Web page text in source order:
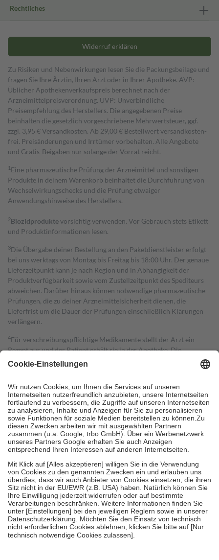
Rechtliches
Widerruf erklären
Zu Risiken und Nebenwirkungen lesen Sie die Packungsbeilage und
fragen Sie Ihre Ärztin, Ihren Arzt oder in Ihrer Apotheke. AVP:
Üblicher Apothekenverkaufspreis berechnet nach der
Arzneimittelpreisverordnung. UVP: Unverbindliche
Preisempfehlung des Herstellers. Die angegebenen Preise
beinhalten die gesetzlich vorgeschriebene Mehrwertsteuer, ggf.
zzgl. 3,95 € Versandkosten. Ab 29,00 € Bestell­wert versand­kosten­
frei. Preisänderungen und Irrtümer vorbehalten. Alle Angebote
und Gratis-Beigaben nur solange der Vorrat reicht.
1 Eine pharmazeutische Prüfung der Arzneimittel und sonstigen
Produkte in deinem Warenkorb beinhaltet die Durchführung von
Wechselwirkungschecks und die Prüfung etwaiger
Anwendungshinweise des Herstellers.
2Biozidproduktevorsichtig verwenden. Vor Gebrauch stets Etikett
und Produktinformationen lesen.
3Die Übergabe deiner Bestellung an den Paketdienstleister erfolgt
bei uns werktags von Montag bis Freitag bis 18:00 Uhr. Der genaue
Lieferzeitpunkt kann je nach Region und in Abhängigkeit der
Produktverfügbarkeit sowie vom Zustellzeitpunkt des Spediteurs
abweichen. Darüber hinaus können notwendige pharmazeutische
Prüfungen, die zu deiner Arzneimittelsicherheit dienen, die
Lieferfrist um die Dauer der Prüfungen einschließlich Klärungen
verlängern.
4Für verschreibungspflichtige Medikamente stellt der Arzt ein
Rezept aus und der Patient erhält sie in der Apotheke. Die
gesetzliche Krankenversicherung übernimmt in der Regel die
Kosten dafür, der Versicherte trägt einen Teil davon als Zuzahlung
Grundsätzlich leisten Mitglieder Zuzahlungen in Höhe von zehn
Prozent des Abgabepreises,mindestens jedochfünf Euround
höchstens zehn Euro.Es sind jedoch nie mehr als die tatsächlichen
Kosten der Leistung zu entrichten.
Diese Regeln gelten grundsätzlich auch für Online-Apotheken.
Bei Heilmitteln und häuslicher Krankenpflege beträgt die
Zuzahlung zehn Prozent der Kosten sowie zehn Euro je
Verordnung.
Um das Engagement der Versicherten für ihre eigene Gesundheit zu
stärken und die besondere Stellung der Familie zu unterstützen,
fallenkeine Zuzahlungenan bei:
• Kindern und Jugendlichen bis zum vollendeten 18. Lebensjahr
mit Ausnahme der Fahrkosten
• Untersuchungen zur Vorsorge und Früherkennung, die von der
GKV getragen werden